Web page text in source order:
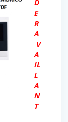
D
E
R
A
V
A
IL
L
A
N
T